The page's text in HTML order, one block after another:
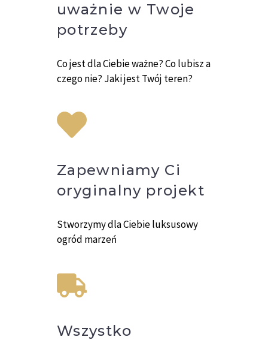
uważnie w Twoje
potrzeby
Co jest dla Ciebie ważne? Co lubisz a
czego nie? Jaki jest Twój teren?
Zapewniamy Ci
oryginalny projekt
Stworzymy dla Ciebie luksusowy
ogród marzeń
Wszystko